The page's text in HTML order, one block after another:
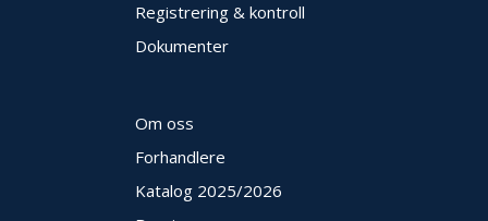
Registrering & kontroll
Dokumenter
Om oss
Forhandlere
Katalog 2025/2026